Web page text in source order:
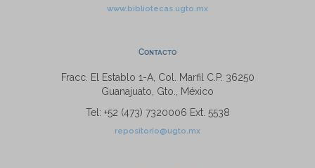
www.bibliotecas.ugto.mx
Contacto
Fracc. El Establo 1-A, Col. Marfil C.P. 36250
Guanajuato, Gto., México
Tel: +52 (473) 7320006 Ext. 5538
repositorio@ugto.mx